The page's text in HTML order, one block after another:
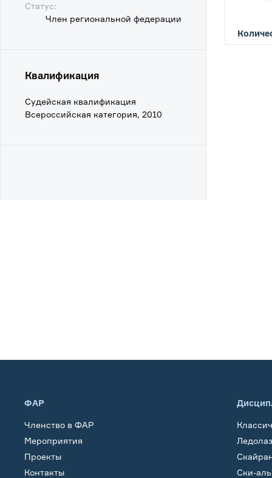
Статус:
Член региональной федерации
Квалификация
Судейская квалификация
Всероссийская категория, 2010
ФАР
Членство в ФАР
Мероприятия
Проекты
Контакты
Ски-